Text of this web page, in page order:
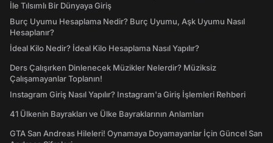
İle Tılsımlı Bir Dünyaya Giriş
Burç Uyumu Hesaplama Nedir? Burç Uyumu, Aşk Uyumu Nasıl
Hesaplanır?
İdeal Kilo Nedir? İdeal Kilo Hesaplama Nasıl Yapılır?
Ders Çalışırken Dinlenecek Müzikler Nelerdir? Müziksiz
Çalışamayanlar Toplanın!
Instagram Giriş Nasıl Yapılır? Instagram'a Giriş İşlemleri Rehberi
41 Ülkenin Bayrakları ve Ülke Bayraklarının Anlamları
GTA San Andreas Hileleri! Oynamaya Doyamayanlar İçin Güncel San